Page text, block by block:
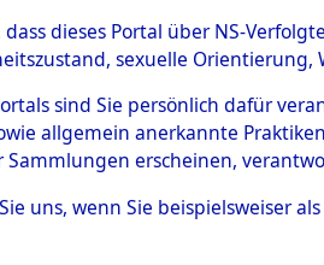
dieses Portal über NS-
sexuelle
sind Sie persönlich dafür
allgemein anerkannte
erscheinen,
Sie uns, wenn Sie beispielsweiser